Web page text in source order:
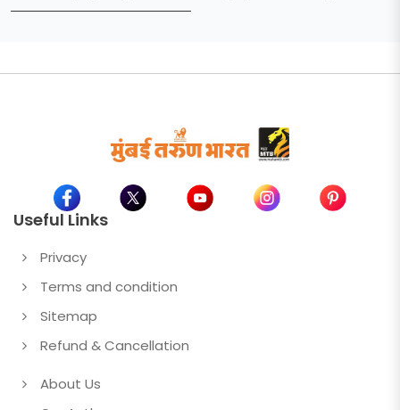
कारवाई
Useful Links
Privacy
Terms and condition
Sitemap
Refund & Cancellation
About Us